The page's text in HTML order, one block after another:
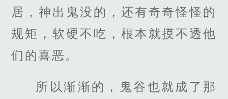
居，神出鬼没的，还有奇奇怪怪的
规矩，软硬不吃，根本就摸不透他
们的喜恶。
所以渐渐的，鬼谷也就成了那